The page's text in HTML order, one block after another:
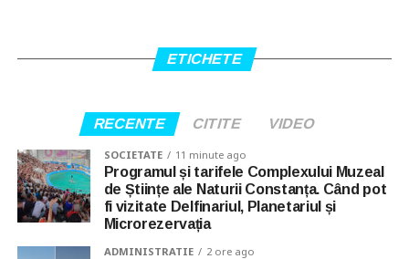
ETICHETE
RECENTE CITITE VIDEO
SOCIETATE 11 minute ago
Programul și tarifele Complexului Muzeal
de Științe ale Naturii Constanța. Când pot
fi vizitate Delfinariul, Planetariul și
Microrezervația
ADMINISTRATIE 2 ore ago